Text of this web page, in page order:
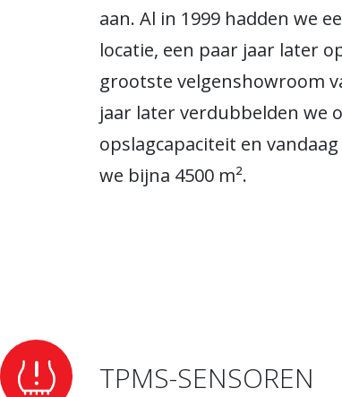
aan. Al in 1999 hadden we
locatie, een paar jaar later
grootste velgenshowroom
jaar later verdubbelden we
opslagcapaciteit en
we bijna 4500 m².
TPMS-SENSOREN